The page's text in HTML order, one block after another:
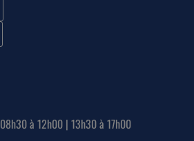
08h30 à 12h00 | 13h30 à 17h00